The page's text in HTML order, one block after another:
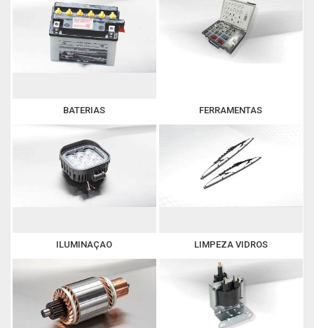
BATERIAS FERRAMENTAS
ILUMINAÇAO LIMPEZA VIDROS